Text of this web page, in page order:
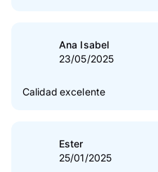
Ana Isabel
23/05/2025
Calidad excelente
Ester
25/01/2025